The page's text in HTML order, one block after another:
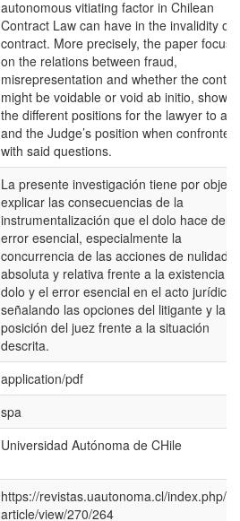
autonomous vitiating factor in Chilean
Contract Law can have in the invalidity of
contract. More precisely, the paper
on the relations between fraud,
misrepresentation and whether the
might be voidable or void ab initio,
the different positions for the lawyer to
and the Judge’s position when confronted
with said questions.
La presente investigación tiene por objeto
explicar las consecuencias de la
instrumentalización que el dolo hace del
error esencial, especialmente la
concurrencia de las acciones de nulidad
absoluta y relativa frente a la existencia
dolo y el error esencial en el acto jurídico,
señalando las opciones del litigante y la
posición del juez frente a la situación
descrita.
application/pdf
spa
Universidad Autónoma de CHile
https://revistas.uautonoma.cl/index.php/
article/view/270/264